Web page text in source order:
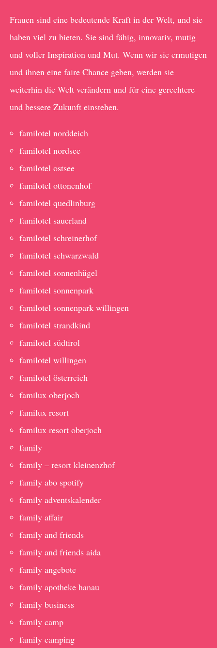
Frauen sind eine bedeutende Kraft in der Welt, und sie
haben viel zu bieten. Sie sind fähig, innovativ, mutig
und voller Inspiration und Mut. Wenn wir sie ermutigen
und ihnen eine faire Chance geben, werden sie
weiterhin die Welt verändern und für eine gerechtere
und bessere Zukunft einstehen.
familotel norddeich
familotel nordsee
familotel ostsee
familotel ottonenhof
familotel quedlinburg
familotel sauerland
familotel schreinerhof
familotel schwarzwald
familotel sonnenhügel
familotel sonnenpark
familotel sonnenpark willingen
familotel strandkind
familotel südtirol
familotel willingen
familotel österreich
familux oberjoch
familux resort
familux resort oberjoch
family
family – resort kleinenzhof
family abo spotify
family adventskalender
family affair
family and friends
family and friends aida
family angebote
family apotheke hanau
family business
family camp
family camping